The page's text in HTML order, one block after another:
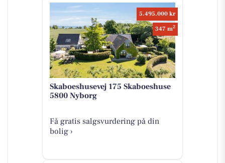
5.495.000 kr
347 m2
Skaboeshusevej 175 Skaboeshuse
5800 Nyborg
Få gratis salgsvurdering på din
bolig ›